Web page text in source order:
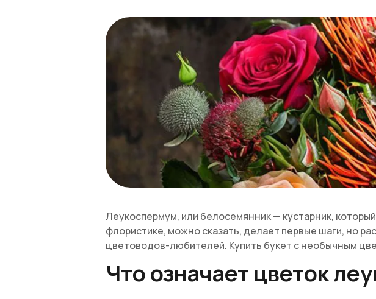
Леукоспермум, или белосемянник — кустарник,
флористике, можно сказать, делает первые шаги, но
цветоводов-любителей. Купить букет с необычным
Что означает цветок